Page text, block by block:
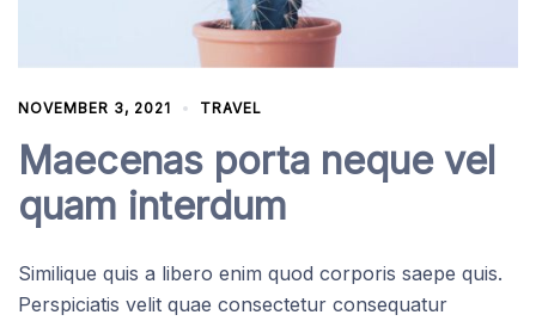
NOVEMBER 3, 2021 TRAVEL
Maecenas porta neque vel
quam interdum
Similique quis a libero enim quod corporis saepe quis.
Perspiciatis velit quae consectetur consequatur